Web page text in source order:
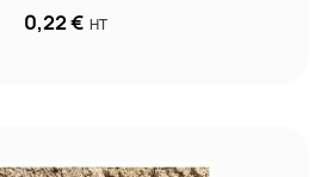
0,22 € HT